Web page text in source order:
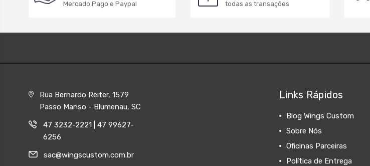
Mercado Pago e Paypal
todas as transações
Rua Bernardo Reiter, 1579
Passo Manso - Blumenau, SC
47 3232-2221 | 47 99627-
6256
sac@wingscustom.com.br
Links Rápidos
Blog Wings Custom
Sobre Nós
Oficinas Parceiras
Política de Entrega